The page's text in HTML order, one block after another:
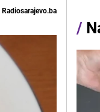
Radiosarajevo.ba
/